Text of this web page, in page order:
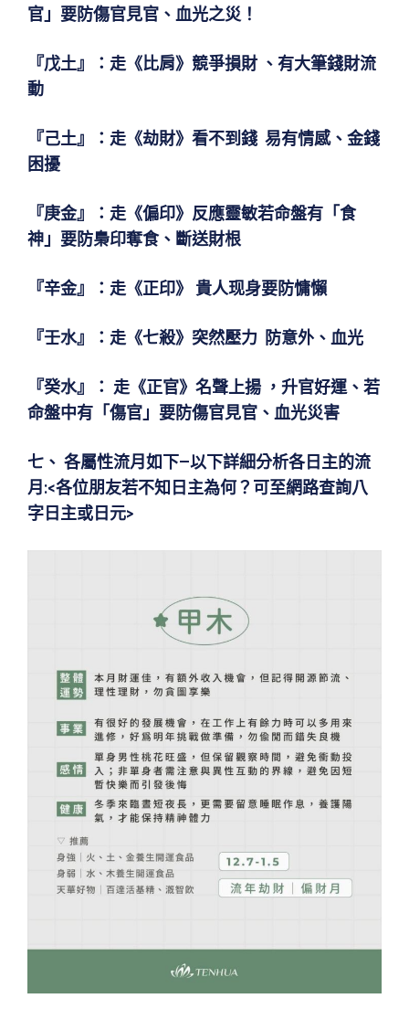
官」要防傷官見官、血光之災！
『戊土』
：走《比肩》競爭損財 、有大筆錢財流
動
『己土』
：走《劫財》看不到錢 易有情感、金錢
困擾
『庚金』 ： 走《偏印》反應靈敏若命盤有「食
神」要防梟印奪食、斷送財根
『辛金』 ：走《正印》 貴人现身要防慵懶
『壬水』 ：走《七殺》突然壓力 防意外、血光
『癸水』
： 走《正官》名聲上揚 ，升官好運、若
命盤中有「傷官」要防傷官見官、血光災害
七、 各屬性流月如下—以下詳細分析各日主的流
月:<各位朋友若不知日主為何？可至網路查詢八
字日主或日元>